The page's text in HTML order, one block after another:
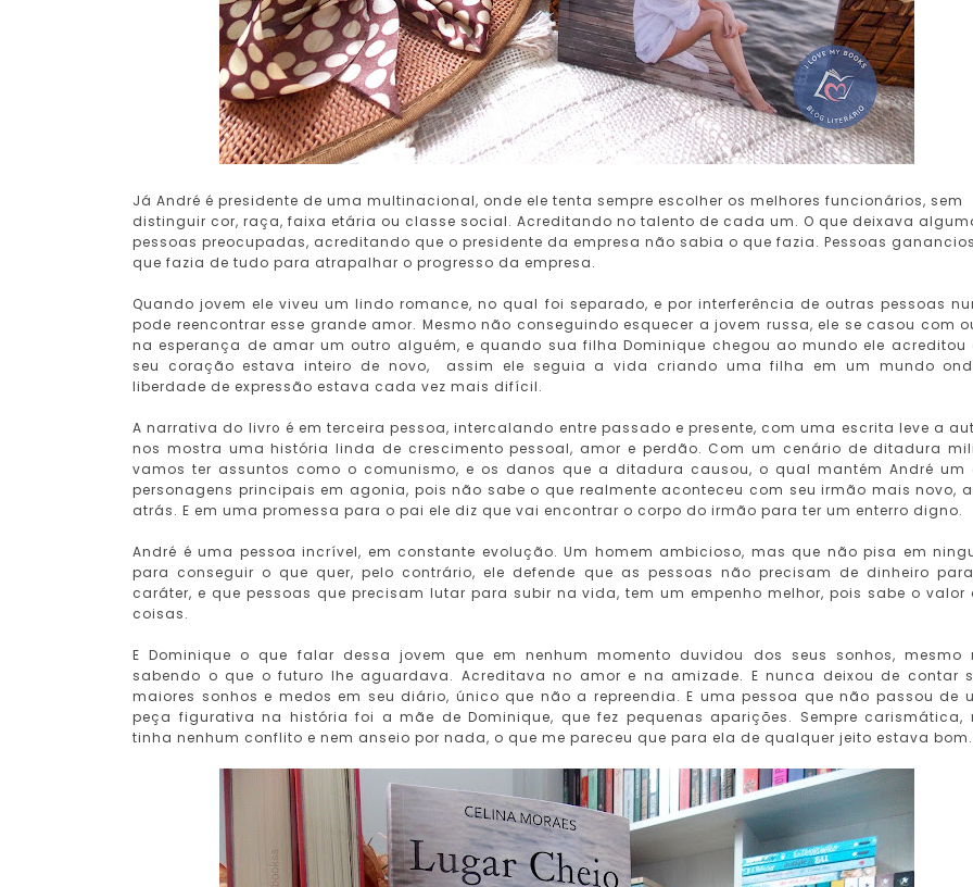
Já André é presidente de uma multinacional, onde ele tenta sempre escolher os melhores funcionários, sem
distinguir cor, raça, faixa etária ou classe social. Acreditando no talento de cada um. O que deixava
pessoas preocupadas, acreditando que o presidente da empresa não sabia o que fazia. Pessoas
que fazia de tudo para atrapalhar o progresso da empresa.
Quando jovem ele viveu um lindo romance, no qual foi separado, e por interferência de outras pessoas
pode reencontrar esse grande amor. Mesmo não conseguindo esquecer a jovem russa, ele se casou com
na esperança de amar um outro alguém, e quando sua filha Dominique chegou ao mundo ele acreditou
seu coração estava inteiro de novo, assim ele seguia a vida criando uma filha em um mundo
liberdade de expressão estava cada vez mais difícil.
A narrativa do livro é em terceira pessoa, intercalando entre passado e presente, com uma escrita leve a
nos mostra uma história linda de crescimento pessoal, amor e perdão. Com um cenário de ditadura
vamos ter assuntos como o comunismo, e os danos que a ditadura causou, o qual mantém André um
personagens principais em agonia, pois não sabe o que realmente aconteceu com seu irmão mais novo,
atrás. E em uma promessa para o pai ele diz que vai encontrar o corpo do irmão para ter um enterro digno.
André é uma pessoa incrível, em constante evolução. Um homem ambicioso, mas que não pisa em
para conseguir o que quer, pelo contrário, ele defende que as pessoas não precisam de dinheiro
caráter, e que pessoas que precisam lutar para subir na vida, tem um empenho melhor, pois sabe o valor
coisas.
E Dominique o que falar dessa jovem que em nenhum momento duvidou dos seus sonhos, mesmo
sabendo o que o futuro lhe aguardava. Acreditava no amor e na amizade. E nunca deixou de contar
maiores sonhos e medos em seu diário, único que não a repreendia. E uma pessoa que não passou de
peça figurativa na história foi a mãe de Dominique, que fez pequenas aparições. Sempre carismática,
tinha nenhum conflito e nem anseio por nada, o que me pareceu que para ela de qualquer jeito estava bom.